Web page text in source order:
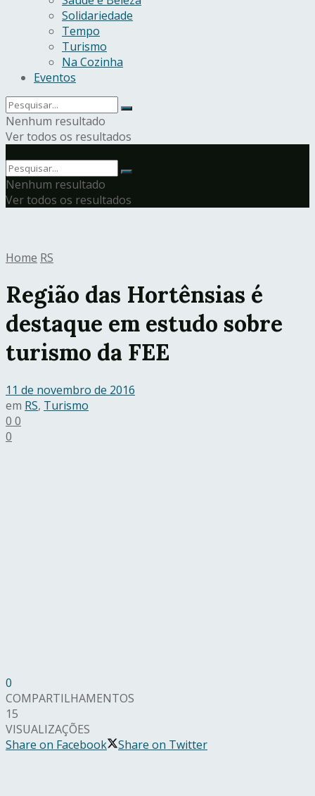
Solidariedade
Tempo
Turismo
Na Cozinha
Eventos
Nenhum resultado
Ver todos os resultados
Nenhum resultado
Ver todos os resultados
Home RS
Região das Hortênsias é
destaque em estudo sobre
turismo da FEE
11 de novembro de 2016
em RS, Turismo
0 0
0
0
COMPARTILHAMENTOS
15
VISUALIZAÇÕES
Share on Facebook
Share on Twitter